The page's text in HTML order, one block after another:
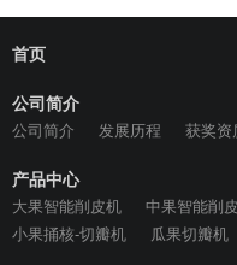
首页
公司简介
公司简介 发展历程 获奖资
产品中心
大果智能削皮机 中果智能削
小果捅核-切瓣机
瓜果切瓣机